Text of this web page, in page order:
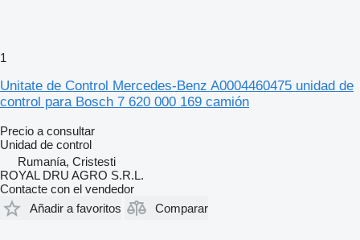
1
Unitate de Control Mercedes-Benz A0004460475 unidad de
control para Bosch 7 620 000 169 camión
Precio a consultar
Unidad de control
Rumanía, Cristesti
ROYAL DRU AGRO S.R.L.
Contacte con el vendedor
Añadir a favoritos
Comparar